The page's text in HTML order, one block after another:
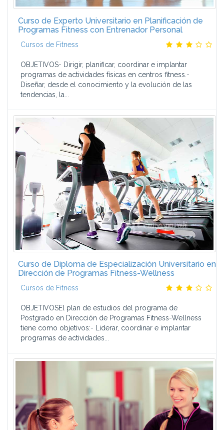
El alumno cuenta con una comunidad Alumni, formada ya
Y además:
Ofrecemos Títulos Propios de la Universidad San Jorge.
empresarial, basados en la filosofía de aprender haciendo,
y se evalúan a través de casos prácticos.
Nos adaptamos a la disponibilidad de tiempo del alumno,
con un sistema individualizado de planificación.
Garantizamos las prácticas en empresa y contamos con
bolsa de empleo.
Mantenemos los apuntes actualizados a través de nuestro
programa Alumni.
Curso de Experto Universitario en Planificación de
Programas Fitness con Entrenador Personal
Cursos de Fitness
OBJETIVOS- Dirigir, planificar, coordinar e implantar
programas de actividades físicas en centros fitness.-
Diseñar, desde el conocimiento y la evolución de las
tendencias, la...
Curso de Diploma de Especialización Universitario en
Dirección de Programas Fitness-Wellness
Cursos de Fitness
OBJETIVOSEl plan de estudios del programa de
Postgrado en Dirección de Programas Fitness-Wellness
tiene como objetivos:- Liderar, coordinar e implantar
programas de actividades...